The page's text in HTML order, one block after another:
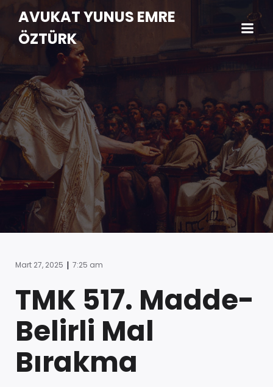
AVUKAT YUNUS EMRE
ÖZTÜRK
Mart 27, 2025 | 7:25 am
TMK 517. Madde-
Belirli Mal
Bırakma